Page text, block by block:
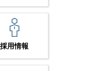
採用情報